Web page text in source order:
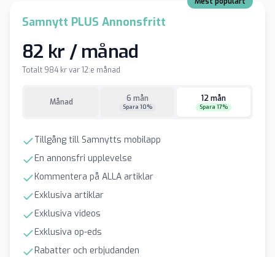
Samnytt PLUS Annonsfritt
82 kr / månad
Totalt 984 kr var 12:e månad
Månad 6 mån
Spara 10%
12 mån
Spara 17%
Tillgång till Samnytts mobilapp
En annonsfri upplevelse
Kommentera på ALLA artiklar
Exklusiva artiklar
Exklusiva videos
Exklusiva op-eds
Rabatter och erbjudanden